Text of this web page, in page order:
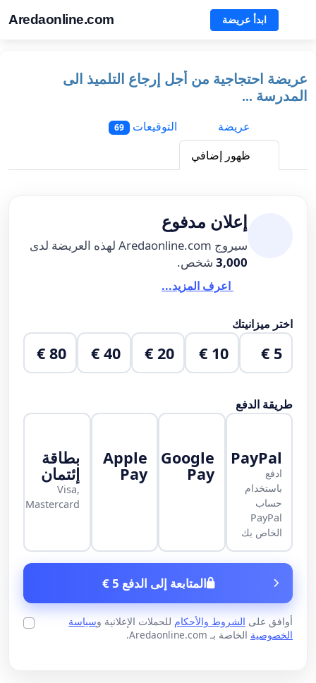
Aredaonline.com ابدأ عريضة
عريضة احتجاجية من أجل إرجاع التلميذ الى
المدرسة ...
عريضة
التوقيعات 69
ظهور إضافي
إعلان مدفوع
سيروج Aredaonline.com لهذه العريضة لدى
3,000 شخص.
اعرف المزيد...
اختر ميزانيتك
5 €
10 €
20 €
40 €
80 €
طريقة الدفع
PayPal
ادفع
باستخدام
حساب
PayPal
الخاص بك
Google
Pay
Apple
Pay
بطاقة
إئتمان
Visa,
Mastercard
المتابعة إلى الدفع 5 €
أوافق على الشروط والأحكام للحملات الإعلانية وسياسة
الخصوصية الخاصة بـ Aredaonline.com.